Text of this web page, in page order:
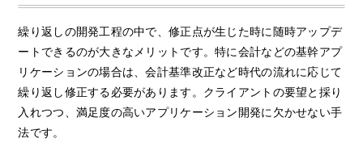
繰り返しの開発工程の中で、修正点が生じた時に随時アップデ
ートできるのが大きなメリットです。特に会計などの基幹アプ
リケーションの場合は、会計基準改正など時代の流れに応じて
繰り返し修正する必要があります。クライアントの要望と採り
入れつつ、満足度の高いアプリケーション開発に欠かせない手
法です。